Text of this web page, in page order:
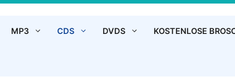
MP3 CDS DVDS KOSTENLOSE